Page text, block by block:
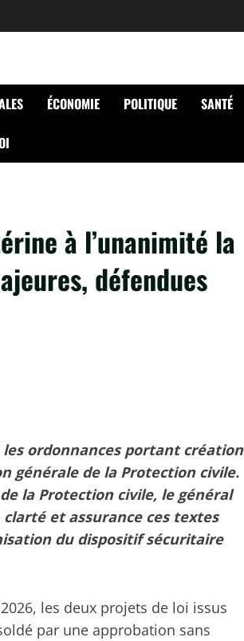
ÉCONOMIE POLITIQUE SANTÉ
à l’unanimité la
défendues
les ordonnances portant création
générale de la Protection civile.
la Protection civile, le général
et assurance ces textes
du dispositif sécuritaire
les deux projets de loi issus
par une approbation sans